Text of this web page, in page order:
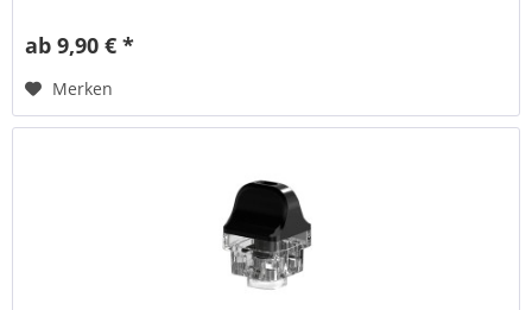
ab 9,90 € *
Merken